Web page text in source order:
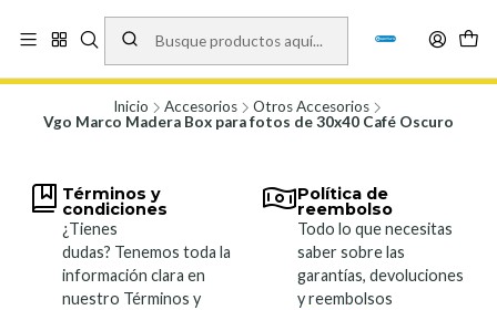
Vísita nuestro local en Los Agustinos 5478, Ñuñoa. Lunes a Viernes 9.30 a
19.00, Sábados 10:00 a 19:00 y Domingos de 10:00 a 17:00
Inicio Accesorios
Otros Accesorios
Vgo Marco Madera Box para fotos de 30x40 Café Oscuro
Términos y
condiciones
¿Tienes
dudas? Tenemos toda la
información clara en
nuestro Términos y
Política de
reembolso
Todo lo que necesitas
saber sobre las
garantías, devoluciones
y reembolsos